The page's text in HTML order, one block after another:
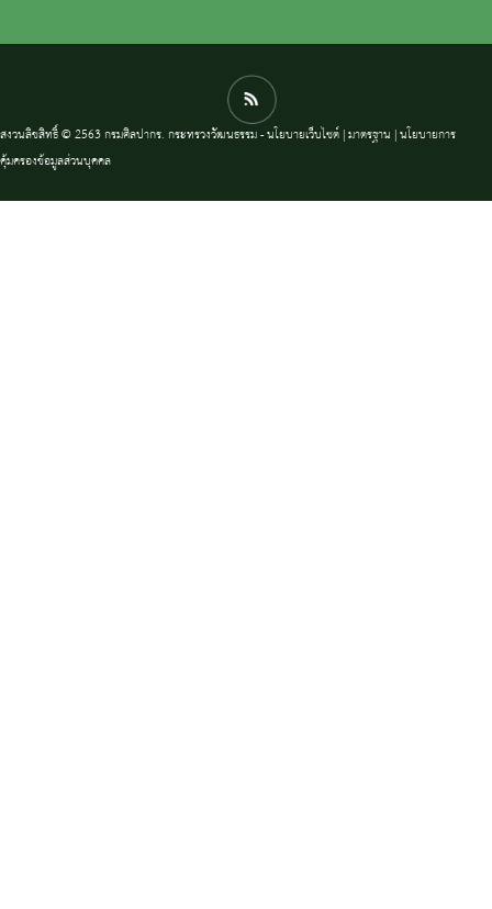
สงวนลิขสิทธิ์ © 2563 กรมศิลปากร. กระทรวงวัฒนธรรม -นโยบายเว็บไซต์|มาตรฐาน |นโยบายการ
คุ้มครองข้อมูลส่วนบุคคล